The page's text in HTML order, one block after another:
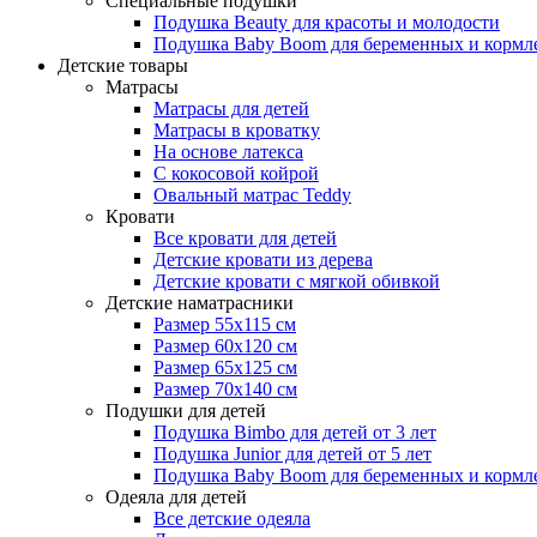
Подушка Beauty для красоты и молодости
Подушка Baby Boom для беременных и
Детские товары
Матрасы
Матрасы для детей
Матрасы в кроватку
На основе латекса
С кокосовой койрой
Овальный матрас Teddy
Кровати
Все кровати для детей
Детские кровати из дерева
Детские кровати с мягкой обивкой
Детские наматрасники
Размер 55x115 см
Размер 60x120 см
Размер 65x125 см
Размер 70x140 см
Подушки для детей
Подушка Bimbo для детей от 3 лет
Подушка Junior для детей от 5 лет
Подушка Baby Boom для беременных и
Одеяла для детей
Все детские одеяла